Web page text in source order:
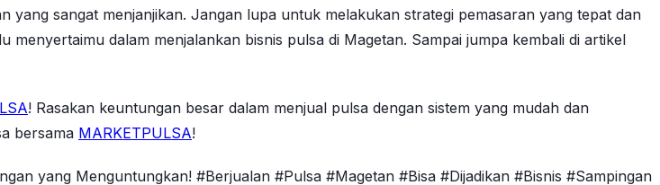
yang sangat menjanjikan. Jangan lupa untuk melakukan strategi pemasaran yang tepat dan
dalam menjalankan bisnis pulsa di Magetan. Sampai jumpa kembali di artikel
! Rasakan keuntungan besar dalam menjual pulsa dengan sistem yang mudah dan
bersama MARKETPULSA!
yang Menguntungkan! #Berjualan #Pulsa #Magetan #Bisa #Dijadikan #Bisnis #Sampingan